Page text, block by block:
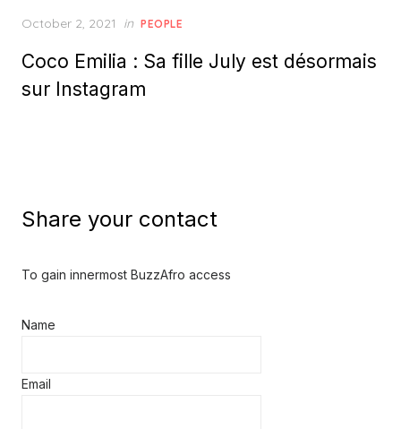
Posted
October 2, 2021 in PEOPLE
Coco Emilia : Sa fille July est désormais
sur Instagram
Share your contact
To gain innermost BuzzAfro access
Name
Email